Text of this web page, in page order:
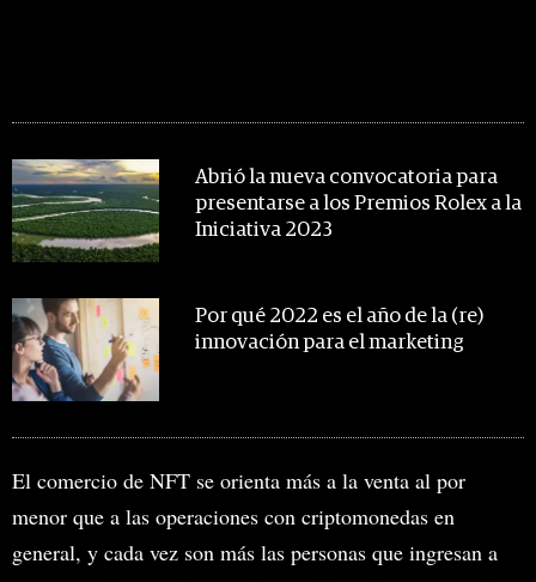
Abrió la nueva convocatoria para
presentarse a los Premios Rolex a la
Iniciativa 2023
Por qué 2022 es el año de la (re)
innovación para el marketing
El comercio de NFT se orienta más a la venta al por
menor que a las operaciones con criptomonedas en
general, y cada vez son más las personas que ingresan a